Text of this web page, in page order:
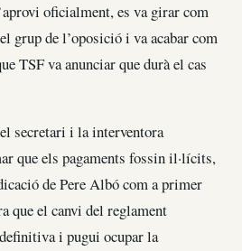
oficialment, es va girar com
grup de l’oposició i va acabar com
TSF va anunciar que durà el cas
secretari i la interventora
que els pagaments fossin il·lícits,
de Pere Albó com a primer
que el canvi del reglament
i pugui ocupar la